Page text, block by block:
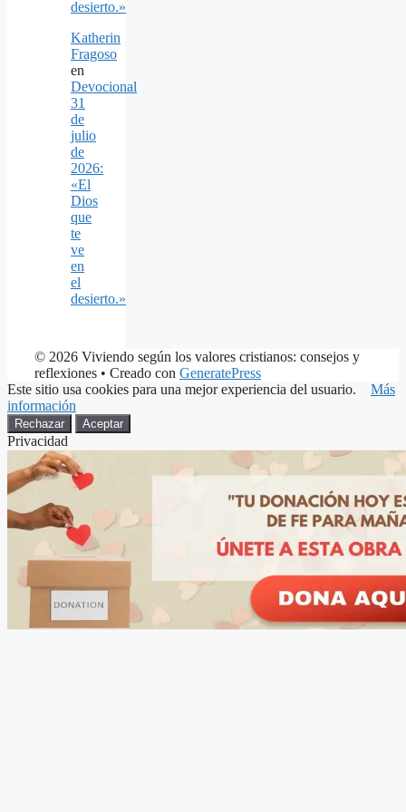
desierto.»
Katherin
Fragoso
en
Devocional
31
de
julio
de
2026:
«El
Dios
que
te
ve
en
el
desierto.»
© 2026 Viviendo según los valores cristianos: consejos y
reflexiones • Creado con GeneratePress
Este sitio usa cookies para una mejor experiencia del usuario. Más
información
Rechazar Aceptar
Privacidad